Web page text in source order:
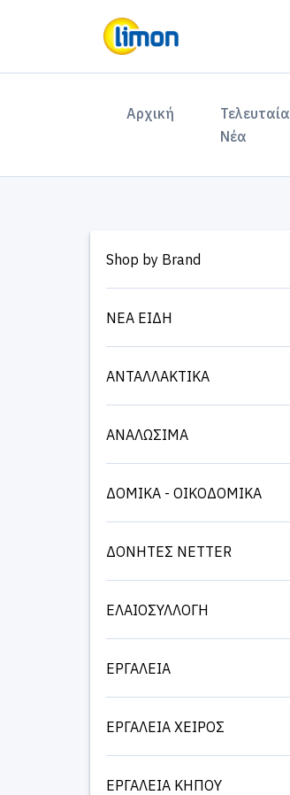
Αρχική (current)Τελευταία
Νέα
Shop by Brand
ΝΕΑ ΕΙΔΗ
ΑΝΤΑΛΛΑΚΤΙΚΑ
ΑΝΑΛΩΣΙΜΑ
ΔΟΜΙΚΑ - ΟΙΚΟΔΟΜΙΚΑ
ΔΟΝΗΤΕΣ NETTER
ΕΛΑΙΟΣΥΛΛΟΓΗ
ΕΡΓΑΛΕΙΑ
ΕΡΓΑΛΕΙΑ ΧΕΙΡΟΣ
ΕΡΓΑΛΕΙΑ ΚΗΠΟΥ